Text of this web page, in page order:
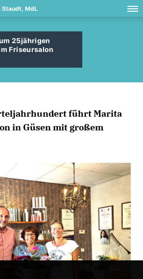
Staudt, MdL
25jährigen
Friseursalon
führt Marita
in Güsen mit großem